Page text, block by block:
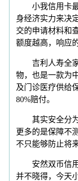
小我信用卡最
身经济实力来决
交的申请材料和
额度越高，响应
吉利人寿全家
物，也是一款为
及门诊医疗供给
80%赔付。
其实安全分为
更多的是保障不
不只能够防止将
安然双币信用
并不晓得，今天